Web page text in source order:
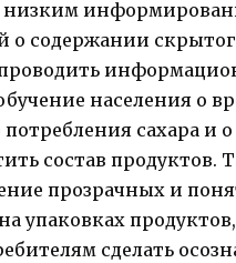
низким
о содержании
населения о
сахара и
состав продуктов.
прозрачных и
упаковках
сделать